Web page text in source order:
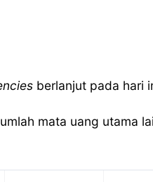
berlanjut pada hari
mata uang utama